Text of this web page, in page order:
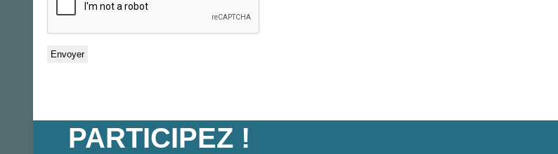
PARTICIPEZ !